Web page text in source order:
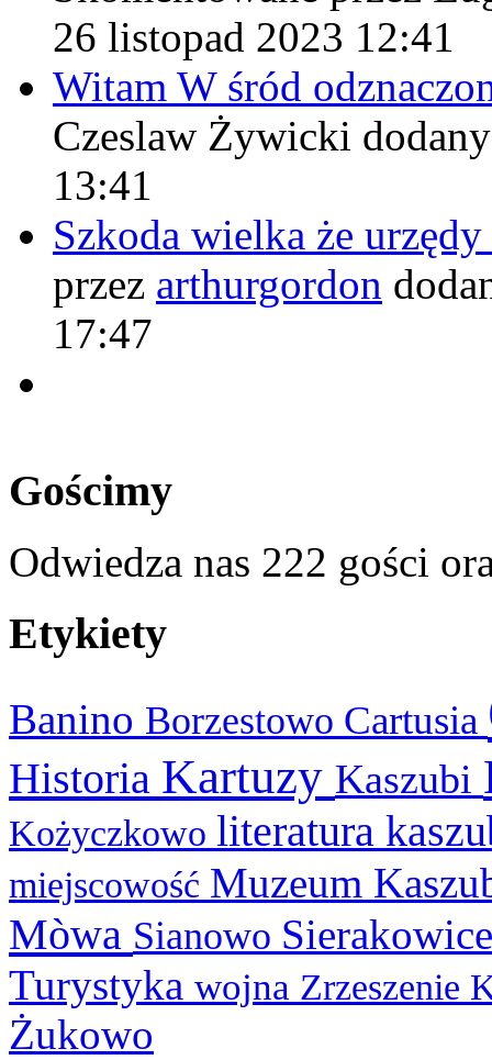
26 listopad 2023 12:41
Witam W śród
Czeslaw Żywicki
13:41
Szkoda wielka że
przez arthurgordon
17:47
Gościmy
Odwiedza nas 222 gości
Etykiety
Banino Borzestowo Cartusia
Historia Kartuzy Kaszubi
Kożyczkowo literatura
miejscowość Muzeum
Mòwa Sianowo
Turystyka wojna Zrzeszenie
Żukowo